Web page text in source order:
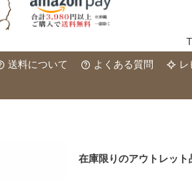
送料について よくある質問 レ
在庫限りのアウトレッ